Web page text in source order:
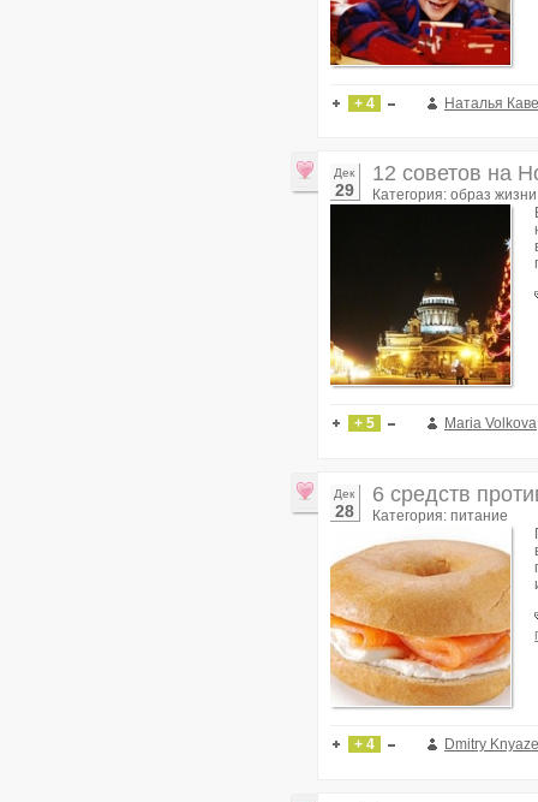
+ 4 Наталья
Дек
29
12 советов на
Категория: образ жизни
+ 5 Maria Volkova
Дек
28
6 средств
Категория: питание
+ 4 Dmitry